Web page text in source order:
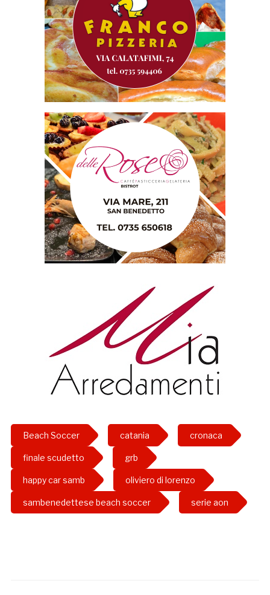
Beach Soccer catania cronaca
finale scudetto grb
happy car samb oliviero di lorenzo
sambenedettese beach soccer serie aon